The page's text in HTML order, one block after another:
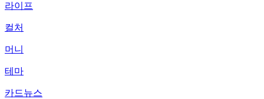
라이프
컬처
머니
테마
카드뉴스